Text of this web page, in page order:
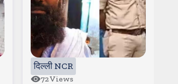
दिल्ली NCR
28Views